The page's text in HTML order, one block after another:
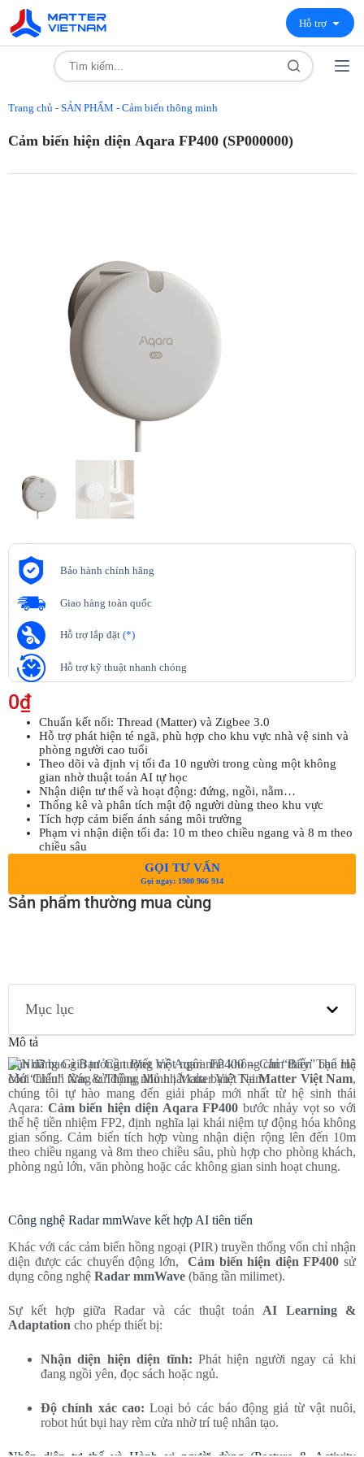
Hỗ trợ
Trang chủ - SẢN PHẨM - Cảm biến thông minh
Cảm biến hiện diện Aqara FP400 (SP000000)
Bảo hành chính hãng
Giao hàng toàn quốc
Hỗ trợ lắp đặt (*)
Hỗ trợ kỹ thuật nhanh chóng
0₫
Chuẩn kết nối: Thread (Matter) và Zigbee 3.0
Hỗ trợ phát hiện té ngã, phù hợp cho khu vực nhà vệ sinh và
phòng người cao tuổi
Theo dõi và định vị tối đa 10 người trong cùng một không
gian nhờ thuật toán AI tự học
Nhận diện tư thế và hoạt động: đứng, ngồi, nằm…
Thống kê và phân tích mật độ người dùng theo khu vực
Tích hợp cảm biến ánh sáng môi trường
Phạm vi nhận diện tối đa: 10 m theo chiều ngang và 8 m theo
chiều sâu
GỌI TƯ VẤN
Gọi ngay: 1900 966 914
Sản phẩm thường mua cùng
Mục lục
Mô tả
Bạn đã bao giờ tưởng tượng một ngôi nhà không chỉ “thấy” bạn mà
còn “hiểu” từng cử động nhỏ nhất của bạn? TạiMatter Việt Nam,
chúng tôi tự hào mang đến giải pháp mới nhất từ hệ sinh thái
Aqara: Cảm biến hiện diện Aqara FP400 bước nhảy vọt so với
thế hệ tiền nhiệm FP2, định nghĩa lại khái niệm tự động hóa không
gian sống. Cảm biến tích hợp vùng nhận diện rộng lên đến 10m
theo chiều ngang và 8m theo chiều sâu, phù hợp cho phòng khách,
phòng ngủ lớn, văn phòng hoặc các không gian sinh hoạt chung.
Công nghệ Radar mmWave kết hợp AI tiên tiến
Khác với các cảm biến hồng ngoại (PIR) truyền thống vốn chỉ nhận
diện được các chuyển động lớn,Cảm biến hiện diện FP400 sử
dụng công nghệ Radar mmWave (băng tần milimet).
Sự kết hợp giữa Radar và các thuật toán AI Learning &
Adaptation cho phép thiết bị:
Nhận diện hiện diện tĩnh: Phát hiện người ngay cả khi
đang ngồi yên, đọc sách hoặc ngủ.
Độ chính xác cao: Loại bỏ các báo động giả từ vật nuôi,
robot hút bụi hay rèm cửa nhờ trí tuệ nhân tạo.